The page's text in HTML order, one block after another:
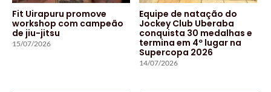
Fit Uirapuru promove
workshop com campeão
de jiu-jitsu
15/07/2026
Equipe de natação do
Jockey Club Uberaba
conquista 30 medalhas e
termina em 4º lugar na
Supercopa 2026
14/07/2026